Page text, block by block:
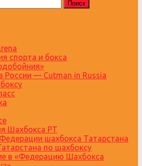
спорта и бокса
России — Cutman in Russia
Шахбокса РТ
шахбокса Татарстана
по шахбоксу
в «Федерацию Шахбокса